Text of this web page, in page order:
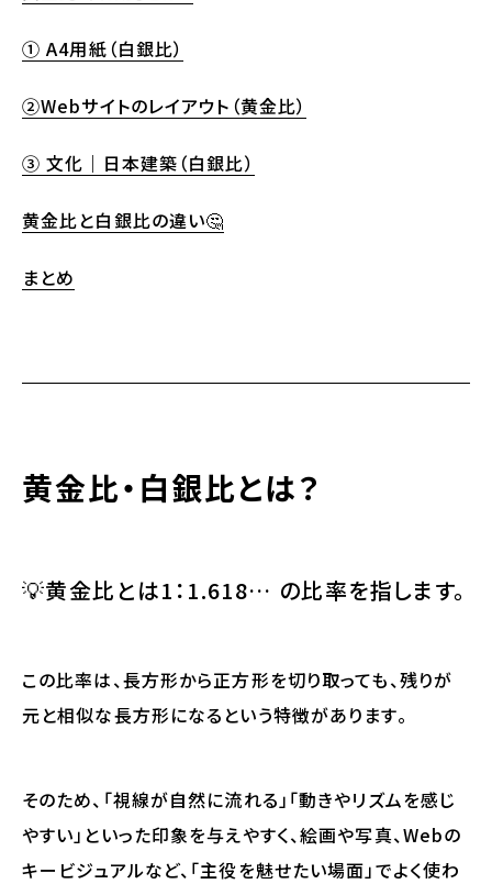
① A4用紙（白銀比）
②Webサイトのレイアウト（黄金比）
③ 文化｜日本建築（白銀比）
黄金比と白銀比の違い🤔
まとめ
黄金比・白銀比とは？
💡黄金比とは1：1.618… の比率を指します。
この比率は、長方形から正方形を切り取っても、残りが
元と相似な長方形になるという特徴があります。
そのため、「視線が自然に流れる」「動きやリズムを感じ
やすい」といった印象を与えやすく、絵画や写真、Webの
キービジュアルなど、「主役を魅せたい場面」でよく使わ